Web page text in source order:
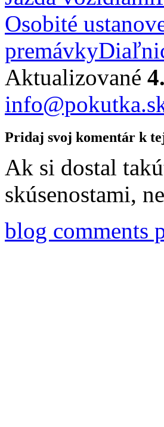
Osobité
premávky
Aktualizované
Pridaj svoj komentár k
Ak si dostal
skúsenostami,
blog comments